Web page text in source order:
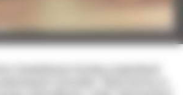
kompleksowy katalog oryginalnych